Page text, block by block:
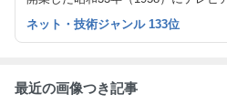
て創業しました。
ネット・技術ジャンル 133位
最近の画像つき記事